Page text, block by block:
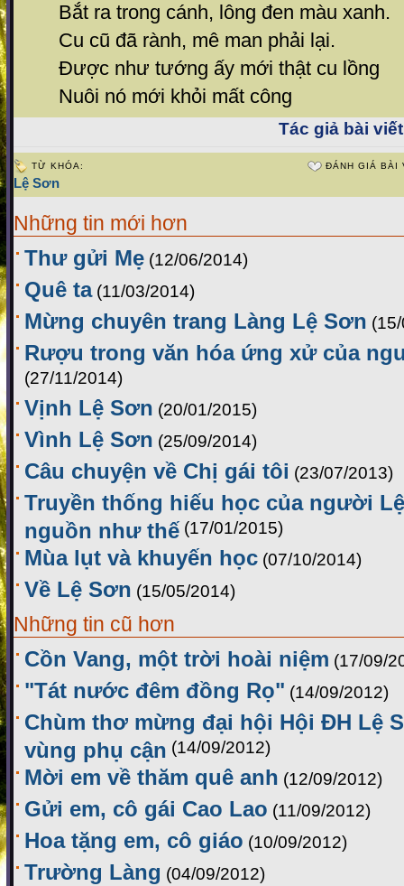
Bắt ra trong cánh, lông đen màu xanh.
Cu cũ đã rành, mê man phải lại.
Được như tướng ấy mới thật cu lồng
Nuôi nó mới khỏi mất công
Tác giả bài
TỪ KHÓA:
Lệ Sơn
ĐÁNH GIÁ BÀI
Những tin mới hơn
Thư gửi Mẹ (12/06/2014)
Quê ta (11/03/2014)
Mừng chuyên trang Làng Lệ Sơn
Rượu trong văn hóa ứng xử của
(27/11/2014)
Vịnh Lệ Sơn (20/01/2015)
Vình Lệ Sơn (25/09/2014)
Câu chuyện về Chị gái tôi (23/07/2013)
Truyền thống hiếu học của người
nguồn như thế (17/01/2015)
Mùa lụt và khuyến học (07/10/2014)
Về Lệ Sơn (15/05/2014)
Những tin cũ hơn
Cồn Vang, một trời hoài niệm (17/09/
"Tát nước đêm đồng Rọ" (14/09/2012)
Chùm thơ mừng đại hội Hội ĐH Lệ
vùng phụ cận (14/09/2012)
Mời em về thăm quê anh (12/09/2012)
Gửi em, cô gái Cao Lao (11/09/2012)
Hoa tặng em, cô giáo (10/09/2012)
Trường Làng (04/09/2012)